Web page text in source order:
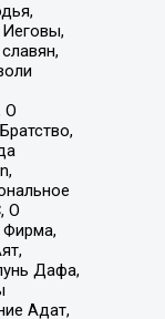
О
О
Фирма,
Дафа,
Адат,